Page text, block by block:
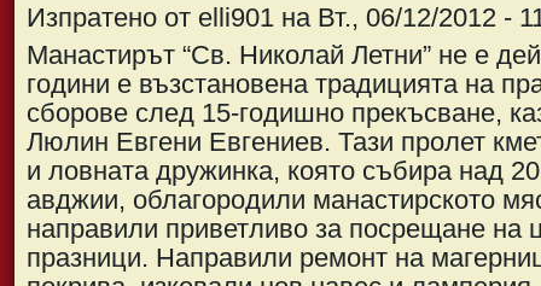
Изпратено от elli901 на Вт., 06/12/2012 -
Манастирът “Св. Николай Летни” не е
години е възстановена традицията на
сборове след 15-годишно прекъсване,
Люлин Евгени Евгениев. Тази пролет
и ловната дружинка, която събира над
авджии, облагородили манастирското
направили приветливо за посрещане на
празници. Направили ремонт на